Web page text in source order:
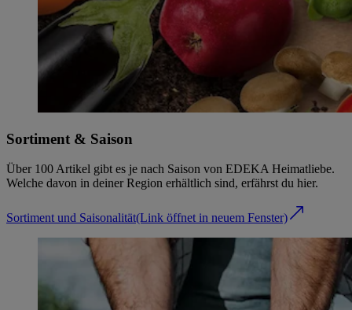
Sortiment & Saison
Über 100 Artikel gibt es je nach Saison von EDEKA Heimatliebe.
Welche davon in deiner Region erhältlich sind, erfährst du hier.
Sortiment und Saisonalität(Link öffnet in neuem Fenster)